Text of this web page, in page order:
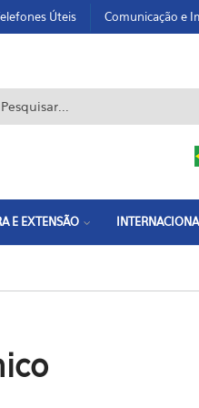
Úteis Comunicação e
de
E EXTENSÃO